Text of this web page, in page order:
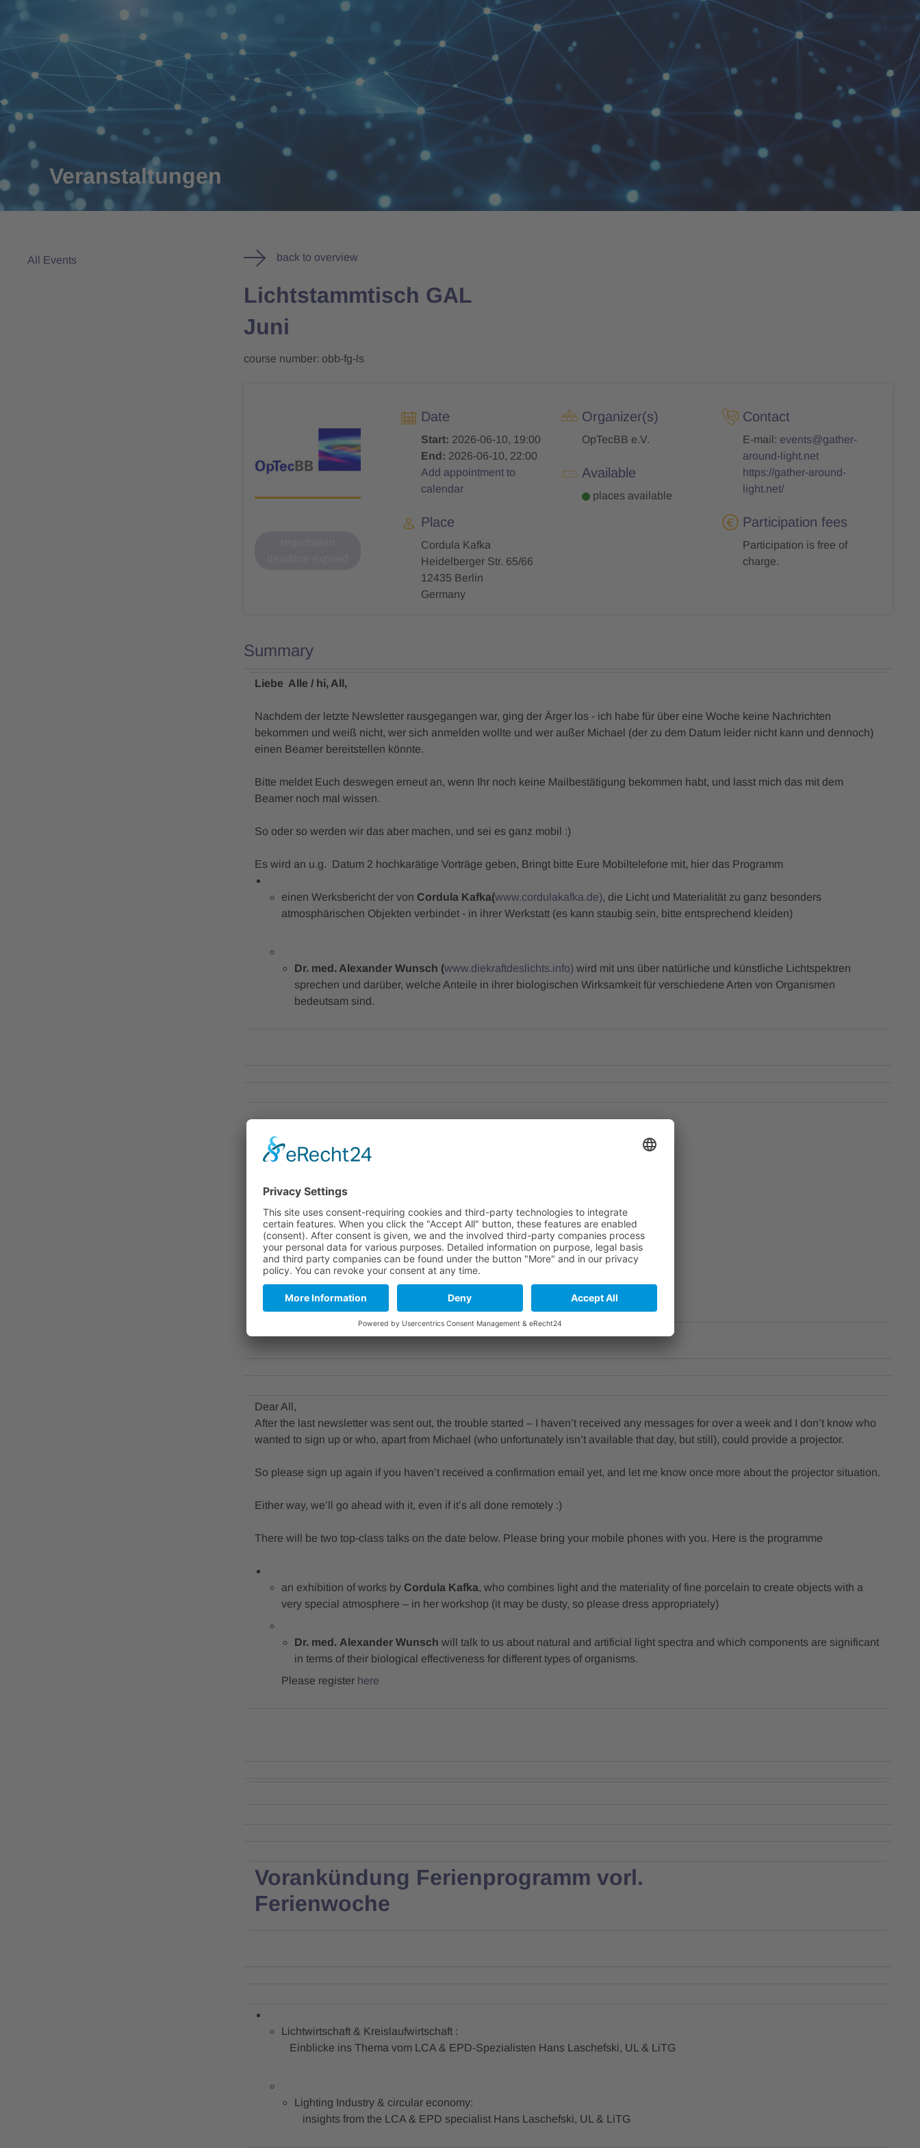
Veranstaltungen
All Events back to overview
Lichtstammtisch GAL
Juni
course number: obb-fg-ls
Date
Start: 2026-06-10, 19:00
End: 2026-06-10, 22:00
Add appointment to
calendar
Place
Cordula Kafka
Heidelberger Str. 65/66
12435 Berlin
Germany
Organizer(s)
OpTecBB e.V.
Available
places available
Contact
E-mail: events@gather-
around-light.net
https://gather-around-
light.net/
Participation fees
Participation is free of
charge.
Summary
Liebe Alle / hi, All,
Nachdem der letzte Newsletter rausgegangen war, ging der Ärger los - ich habe für über eine Woche keine Nachrichten
bekommen und weiß nicht, wer sich anmelden wollte und wer außer Michael (der zu dem Datum leider nicht kann und dennoch)
einen Beamer bereitstellen könnte.
Bitte meldet Euch deswegen erneut an, wenn Ihr noch keine Mailbestätigung bekommen habt, und lasst mich das mit dem
Beamer noch mal wissen.
So oder so werden wir das aber machen, und sei es ganz mobil :)
Es wird an u.g. Datum 2 hochkarätige Vorträge geben, Bringt bitte Eure Mobiltelefone mit, hier das Programm
einen Werksbericht der von Cordula Kafka(www.cordulakafka.de), die Licht und Materialität zu ganz besonders
atmosphärischen Objekten verbindet - in ihrer Werkstatt (es kann staubig sein, bitte entsprechend kleiden)
Dr. med. Alexander Wunsch (www.diekraftdeslichts.info) wird mit uns über natürliche und künstliche Lichtspektren
sprechen und darüber, welche Anteile in ihrer biologischen Wirksamkeit für verschiedene Arten von Organismen
bedeutsam sind.
@ Studio Cordula Kafka
Heidelberger Str. 65/66, 4.OG 12435 Berlin
WHEN / WANN:
Mi / Wed, 10,06.2026
19:00 / 19:15hybrid
Mit Mitbring-Buffet / with Bring Along Buffet
Anmeldung perE-Mail
Dear All,
After the last newsletter was sent out, the trouble started – I haven’t received any messages for over a week and I don’t know who
wanted to sign up or who, apart from Michael (who unfortunately isn’t available that day, but still), could provide a projector.
So please sign up again if you haven’t received a confirmation email yet, and let me know once more about the projector situation.
Either way, we’ll go ahead with it, even if it’s all done remotely :)
There will be two top-class talks on the date below. Please bring your mobile phones with you. Here is the programme
an exhibition of works by Cordula Kafka, who combines light and the materiality of fine porcelain to create objects with a
very special atmosphere – in her workshop (it may be dusty, so please dress appropriately)
Dr. med. Alexander Wunsch will talk to us about natural and artificial light spectra and which components are significant
in terms of their biological effectiveness for different types of organisms.
Please register here
Vorankündung Ferienprogramm vorl.
Ferienwoche
Lichtwirtschaft & Kreislaufwirtschaft :
Einblicke ins Thema vom LCA & EPD-Spezialisten Hans Laschefski, UL & LiTG
Lighting Industry & circular economy:
insights from the LCA & EPD specialist Hans Laschefski, UL & LiTG